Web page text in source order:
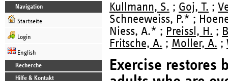
Navigation
Startseite
Login
English
Recherche
Hilfe & Kontakt
Kullmann, S. ; Goj, T. ;
Schneeweiss, P.* ;
Niess, A.* ; Preissl, H. ;
Fritsche, A. ; Moller, A. ;
Exercise restores